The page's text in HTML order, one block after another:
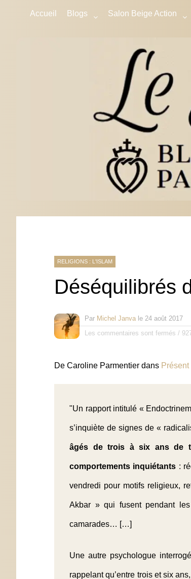
Accueil Blogs Salon Beige Action
RELIGIONS : L'ISLAM
Déséquilibrés
Par Michel Janva le 24 août 2017
Les commentaires sont fermés /
De Caroline Parmentier dans Présent
"Un rapport intitulé «
s’inquiète de signes de «
âgés de trois à six ans de
comportements inquiétants :
vendredi pour motifs religieux,
Akbar » qui fusent pendant les
camarades… […]
Une autre psychologue
rappelant qu’entre trois et six